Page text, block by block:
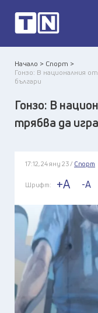
Начало > Спорт >
Гонзо: В националния
българи
Гонзо: В
трябва да
17:12, 24 яну 23 / Спорт
Шрифт: +A -A